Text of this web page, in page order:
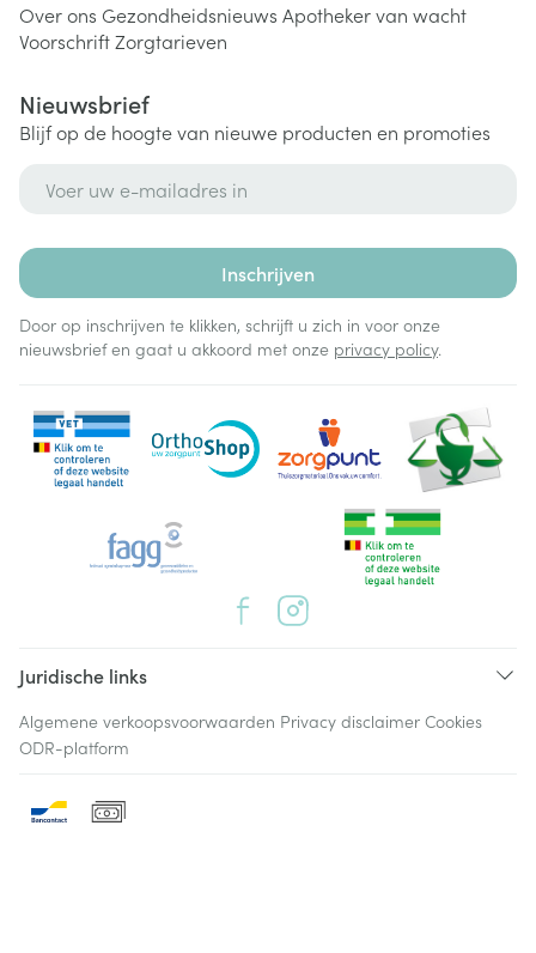
Over ons Gezondheidsnieuws Apotheker van wacht
VoorschriftZorgtarieven
Nieuwsbrief
Blijf op de hoogte van nieuwe producten en promoties
Inschrijven
Door op inschrijven te klikken, schrijft u zich in voor onze
nieuwsbrief en gaat u akkoord met onze privacy policy.
Juridische links
Algemene verkoopsvoorwaarden Privacy disclaimer Cookies
ODR-platform